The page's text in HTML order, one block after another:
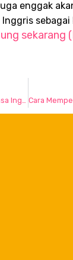
enggak
sebagai
sekarang
5 Motivasi Belajar Bahasa Inggris Buat yang Sedang Capek